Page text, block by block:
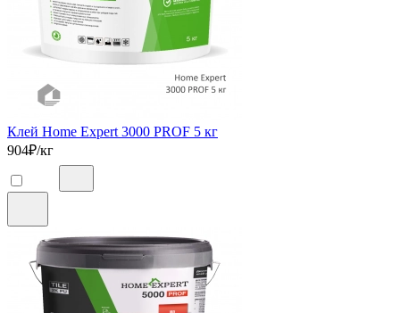
Клей Home Expert 3000 PROF 5 кг
904₽/кг